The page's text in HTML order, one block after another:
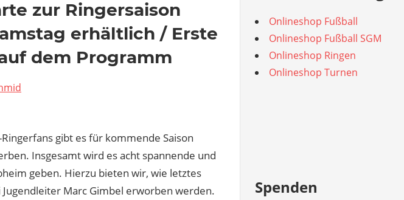
zur Ringersaison
erhältlich / Erste
dem Programm
gibt es für kommende Saison
Insgesamt wird es acht spannende und
geben. Hierzu bieten wir, wie letztes
Marc Gimbel erworben werden.
Onlineshop Fußball
Onlineshop Fußball SGM
Onlineshop Ringen
Onlineshop Turnen
Spenden